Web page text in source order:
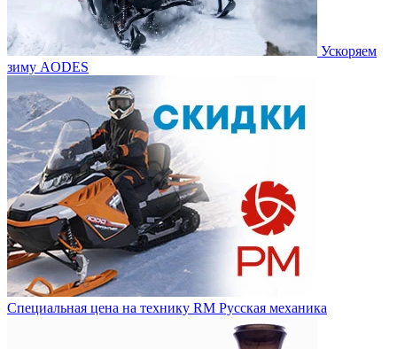
Ускоряем
зиму AODES
Специальная цена на технику RM Русская механика